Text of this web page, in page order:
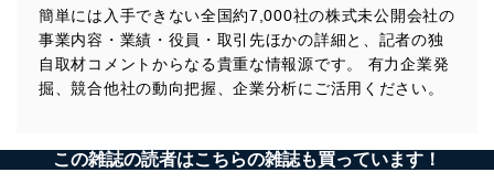
ます。また、目的外利用を行わないために、適切な管理
措置を講じます。
法令遵守
に、これらの法令及びその他の規範を常に適合させま
す。
簡単には入手できない全国約7,000社の株式未公開会社の
事業内容・業績・役員・取引先ほかの詳細と、記者の独
自取材コメントからなる貴重な情報源です。 有力企業発
掘、競合他社の動向把握、企業分析にご活用ください。
この雑誌の読者はこちらの雑誌も買っています！